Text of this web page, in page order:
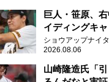
巨人・笹原、
イディングキ
「一歩でも遅
ショウアップナイ
2026.08.06
山崎隆造氏「